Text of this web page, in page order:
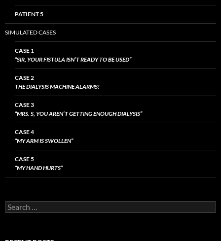
PATIENT 5
SIMULATED CASES
CASE 1
“SIR, YOUR FISTULA ISN’T READY TO BE USED”
CASE 2
THE DIALYSIS MACHINE ALARMS!
CASE 3
“MRS. S, YOU AREN’T GETTING ENOUGH DIALYSIS”
CASE 4
“MY ARM IS SWOLLEN”
CASE 5
“MY HAND HURTS”
Search
for: